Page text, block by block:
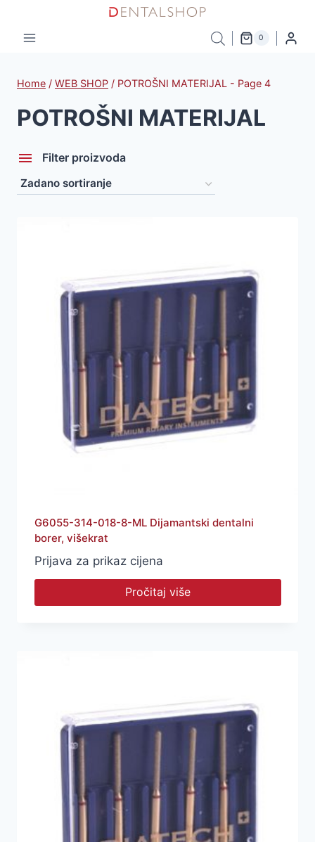
content
0
Home / WEB SHOP / POTROŠNI MATERIJAL - Page 4
POTROŠNI MATERIJAL
Filter proizvoda
G6055-314-018-8-ML Dijamantski dentalni
borer, višekrat
Prijava za prikaz cijena
Pročitaj više